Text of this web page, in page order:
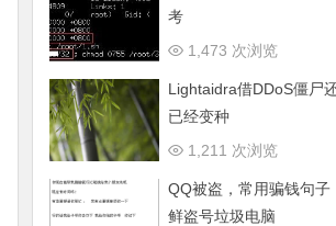
考
1,473 次浏览
Lightaidra借DDoS僵尸
已经变种
1,211 次浏览
QQ被盗，常用骗钱句子
鲜盗号垃圾电脑